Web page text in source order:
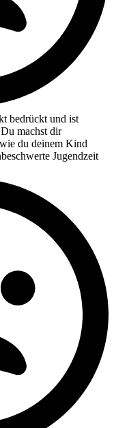
bedrückt und ist
machst dir
du deinem Kind
Jugendzeit